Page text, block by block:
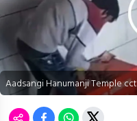
Aadsangi Hanumanji Temple